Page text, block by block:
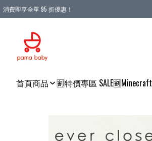
消費即享全單 95 折優惠！
首頁商品 🈹特價專區 SALE🈹Minecraft